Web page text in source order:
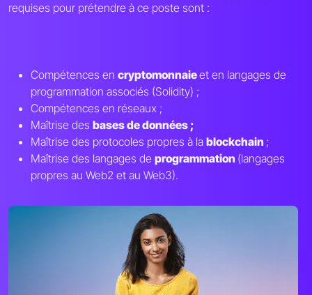
requises pour prétendre à ce poste sont :
Compétences en cryptomonnaieet en langages de
programmation associés (Solidity) ;
Compétences en réseaux ;
Maîtrise des bases de données ;
Maîtrise des protocoles propres à la blockchain ;
Maîtrise des langages de programmation (langages
propres au Web2 et au Web3).